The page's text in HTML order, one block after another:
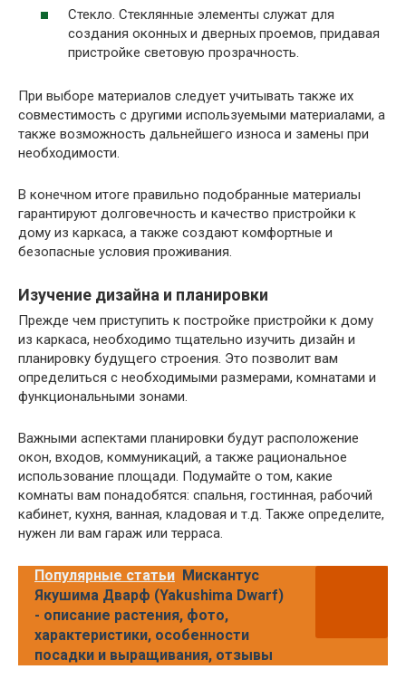
Стекло. Стеклянные элементы служат для
создания оконных и дверных проемов, придавая
пристройке световую прозрачность.
При выборе материалов следует учитывать также их
совместимость с другими используемыми материалами, а
также возможность дальнейшего износа и замены при
необходимости.
В конечном итоге правильно подобранные материалы
гарантируют долговечность и качество пристройки к
дому из каркаса, а также создают комфортные и
безопасные условия проживания.
Изучение дизайна и планировки
Прежде чем приступить к постройке пристройки к дому
из каркаса, необходимо тщательно изучить дизайн и
планировку будущего строения. Это позволит вам
определиться с необходимыми размерами, комнатами и
функциональными зонами.
Важными аспектами планировки будут расположение
окон, входов, коммуникаций, а также рациональное
использование площади. Подумайте о том, какие
комнаты вам понадобятся: спальня, гостинная, рабочий
кабинет, кухня, ванная, кладовая и т.д. Также определите,
нужен ли вам гараж или терраса.
Популярные статьи Мискантус
Якушима Дварф (Yakushima Dwarf)
- описание растения, фото,
характеристики, особенности
посадки и выращивания, отзывы